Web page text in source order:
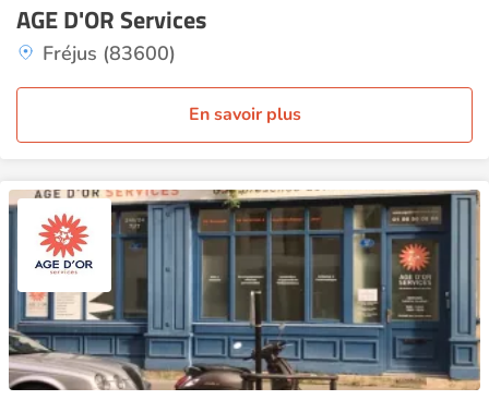
AGE D'OR Services
Fréjus (83600)
En savoir plus